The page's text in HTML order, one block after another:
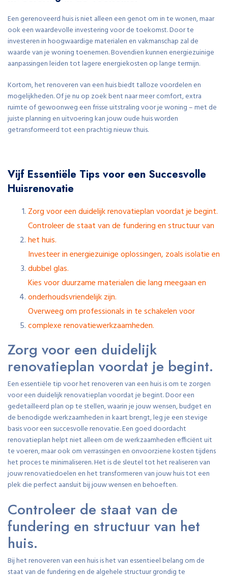
Een gerenoveerd huis is niet alleen een genot om in te wonen, maar
ook een waardevolle investering voor de toekomst. Door te
investeren in hoogwaardige materialen en vakmanschap zal de
waarde van je woning toenemen. Bovendien kunnen energiezuinige
aanpassingen leiden tot lagere energiekosten op lange termijn.
Kortom, het renoveren van een huis biedt talloze voordelen en
mogelijkheden. Of je nu op zoek bent naar meer comfort, extra
ruimte of gewoonweg een frisse uitstraling voor je woning – met de
juiste planning en uitvoering kan jouw oude huis worden
getransformeerd tot een prachtig nieuw thuis.
Vijf Essentiële Tips voor een Succesvolle
Huisrenovatie
Zorg voor een duidelijk renovatieplan voordat je begint.
Controleer de staat van de fundering en structuur van
het huis.
Investeer in energiezuinige oplossingen, zoals isolatie en
dubbel glas.
Kies voor duurzame materialen die lang meegaan en
onderhoudsvriendelijk zijn.
Overweeg om professionals in te schakelen voor
complexe renovatiewerkzaamheden.
Zorg voor een duidelijk
renovatieplan voordat je begint.
Een essentiële tip voor het renoveren van een huis is om te zorgen
voor een duidelijk renovatieplan voordat je begint. Door een
gedetailleerd plan op te stellen, waarin je jouw wensen, budget en
de benodigde werkzaamheden in kaart brengt, leg je een stevige
basis voor een succesvolle renovatie. Een goed doordacht
renovatieplan helpt niet alleen om de werkzaamheden efficiënt uit
te voeren, maar ook om verrassingen en onvoorziene kosten tijdens
het proces te minimaliseren. Het is de sleutel tot het realiseren van
jouw renovatiedoelen en het transformeren van jouw huis tot een
plek die perfect aansluit bij jouw wensen en behoeften.
Controleer de staat van de
fundering en structuur van het
huis.
Bij het renoveren van een huis is het van essentieel belang om de
staat van de fundering en de algehele structuur grondig te